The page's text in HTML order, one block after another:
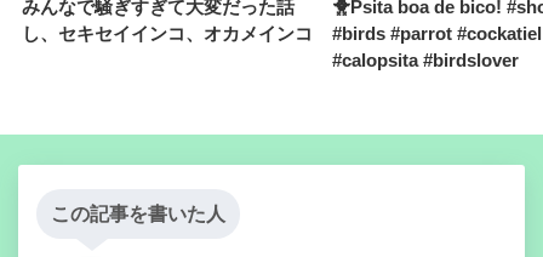
みんなで騒ぎすぎて大変だった話
し、セキセイインコ、オカメインコ
🐥Psita boa de bico!
#birds #parrot #cockatiel
#calopsita #birdslover
この記事を書いた人